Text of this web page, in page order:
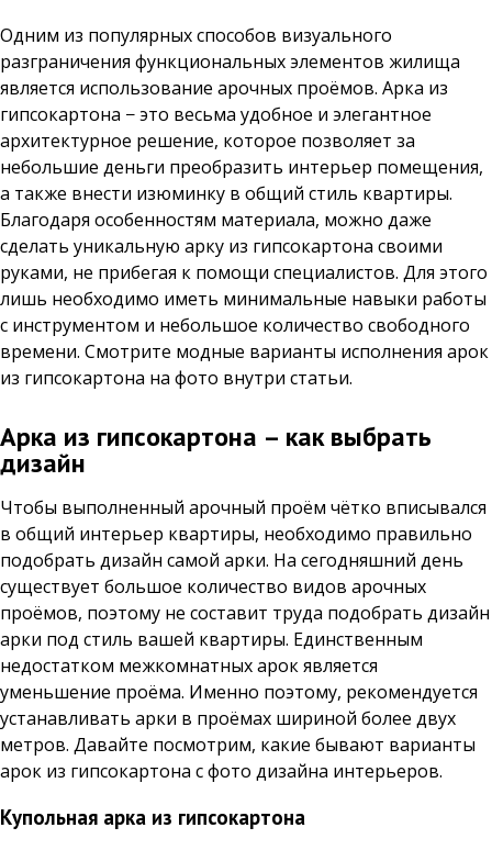
Одним из популярных способов визуального
разграничения функциональных элементов жилища
является использование арочных проёмов. Арка из
гипсокартона − это весьма удобное и элегантное
архитектурное решение, которое позволяет за
небольшие деньги преобразить интерьер помещения,
а также внести изюминку в общий стиль квартиры.
Благодаря особенностям материала, можно даже
сделать уникальную арку из гипсокартона своими
руками, не прибегая к помощи специалистов. Для этого
лишь необходимо иметь минимальные навыки работы
с инструментом и небольшое количество свободного
времени. Смотрите модные варианты исполнения арок
из гипсокартона на фото внутри статьи.
Арка из гипсокартона – как выбрать
дизайн
Чтобы выполненный арочный проём чётко вписывался
в общий интерьер квартиры, необходимо правильно
подобрать дизайн самой арки. На сегодняшний день
существует большое количество видов арочных
проёмов, поэтому не составит труда подобрать дизайн
арки под стиль вашей квартиры. Единственным
недостатком межкомнатных арок является
уменьшение проёма. Именно поэтому, рекомендуется
устанавливать арки в проёмах шириной более двух
метров. Давайте посмотрим, какие бывают варианты
арок из гипсокартона с фото дизайна интерьеров.
Купольная арка из гипсокартона